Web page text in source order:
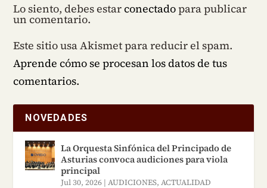
Lo siento, debes estarconectadopara publicar
un comentario.
Este sitio usa Akismet para reducir el spam.
Aprende cómo se procesan los datos de tus
comentarios.
NOVEDADES
La Orquesta Sinfónica del Principado de
Asturias convoca audiciones para viola
principal
Jul 30, 2026 |AUDICIONES,ACTUALIDAD